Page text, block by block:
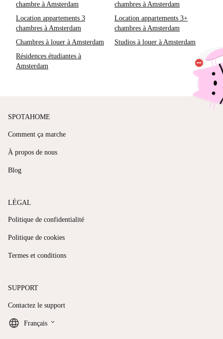
chambre à Amsterdam
chambres à Amsterdam
Location appartements 3
chambres à Amsterdam
Location appartements 3+
chambres à Amsterdam
Chambres à louer à Amsterdam
Studios à louer à Amsterdam
Résidences étudiantes à
Amsterdam
SPOTAHOME
Comment ça marche
À propos de nous
Blog
LÉGAL
Politique de confidentialité
Politique de cookies
Termes et conditions
SUPPORT
Contactez le support
Français keyboard_arrow_down